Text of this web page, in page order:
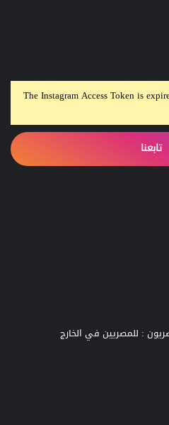
The Instagram Access Token is
تابعنا
: للمصريين في الخارج